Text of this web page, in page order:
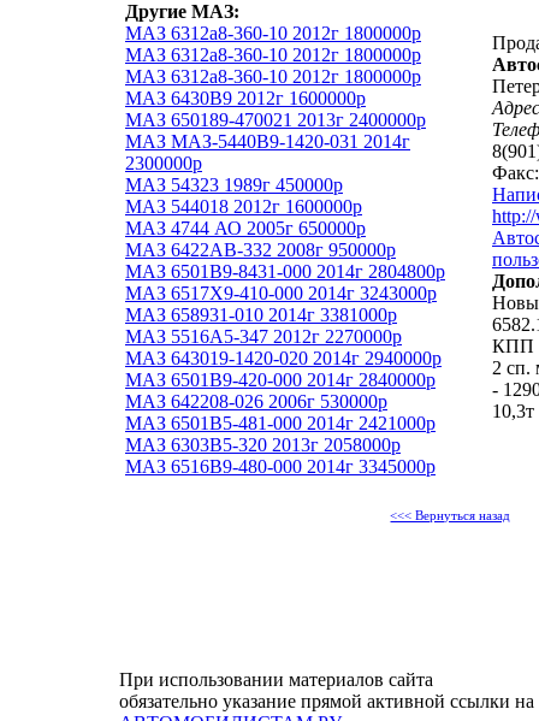
Другие МАЗ:
МАЗ 6312а8-360-10 2012г 1800000р
МАЗ 6312а8-360-10 2012г 1800000р
МАЗ 6312а8-360-10 2012г 1800000р
МАЗ 6430В9 2012г 1600000р
МАЗ 650189-470021 2013г 2400000р
МАЗ МАЗ-5440В9-1420-031 2014г
2300000р
МАЗ 54323 1989г 450000р
МАЗ 544018 2012г 1600000р
МАЗ 4744 АО 2005г 650000р
МАЗ 6422АВ-332 2008г 950000р
МАЗ 6501B9-8431-000 2014г 2804800р
МАЗ 6517Х9-410-000 2014г 3243000р
МАЗ 658931-010 2014г 3381000р
МАЗ 5516А5-347 2012г 2270000р
МАЗ 643019-1420-020 2014г 2940000р
МАЗ 6501B9-420-000 2014г 2840000р
МАЗ 642208-026 2006г 530000р
МАЗ 6501B5-481-000 2014г 2421000р
МАЗ 6303B5-320 2013г 2058000р
МАЗ 6516В9-480-000 2014г 3345000р
КПП
2 сп.
-
10,3т
<<< Вернуться назад
При использовании материалов сайта
обязательно указание прямой активной ссылки на